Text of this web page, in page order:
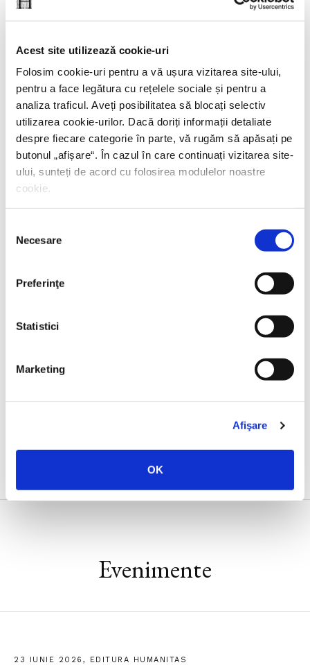
Acest site utilizează cookie-uri
Folosim cookie-uri pentru a vă ușura vizitarea site-ului,
pentru a face legătura cu rețelele sociale și pentru a
analiza traficul. Aveți posibilitatea să blocați selectiv
utilizarea cookie-urilor. Dacă doriți informații detaliate
despre fiecare categorie în parte, vă rugăm să apăsați pe
butonul „afișare“. În cazul în care continuați vizitarea site-
ului, sunteți de acord cu folosirea modulelor noastre
cookie.
consimțământului
Necesare
Preferinţe
Statistici
Marketing
Afişare
OK
Paul Davies,Rețelele de informație și misterul
PREȚ 49.69 RON
Paul Davies,Ultimele trei minute
Evenimente
23 IUNIE 2026, EDITURA HUMANITAS